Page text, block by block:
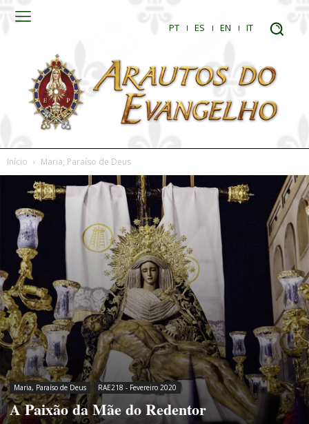
PT ES EN IT
Início Maria, Paraíso de Deus
Maria, Paraíso de Deus RAE218 - Fevereiro 2020
A Paixão da Mãe do Redentor